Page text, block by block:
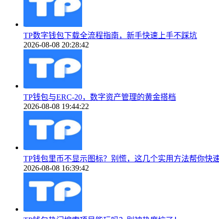
TP数字钱包下载全流程指南，新手快速上手不踩坑
2026-08-08 20:28:42
TP钱包与ERC-20，数字资产管理的黄金搭档
2026-08-08 19:44:22
TP钱包里币不显示图标？别慌，这几个实用方法帮你快
2026-08-08 16:39:42